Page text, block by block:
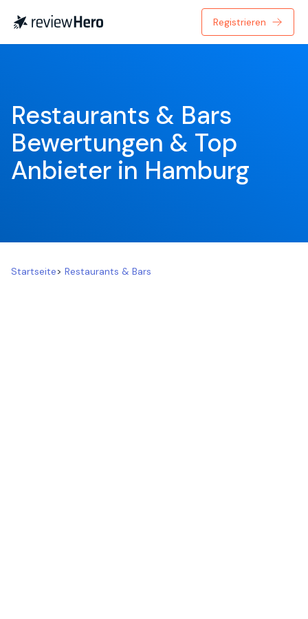
Registrieren
Restaurants & Bars
Bewertungen & Top
Anbieter in Hamburg
Startseite> Restaurants & Bars